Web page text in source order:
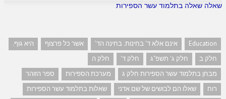
שאלה שאלה בתלמוד עשר הספירות
Education אינם אלא ד' בחינות. בחינה הד' אשר כל פרצוף
היא גוף.
חלק ב
חלק ג' תשפ"ג חלק ד'
חלק ה
מבחן בתלמוד עשר הספירות חלק ג
מערכת הספירות
ספר הזוהר
רוח
שאלו הם לבושים של שם אדני
שאלות בתלמוד עשר הספירות